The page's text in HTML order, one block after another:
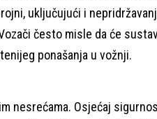
uključujući i
često misle da će
ponašanja u vožnji.
nesrećama. Osjećaj